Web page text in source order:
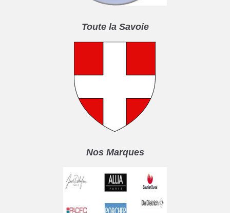
Toute la Savoie
Nos Marques